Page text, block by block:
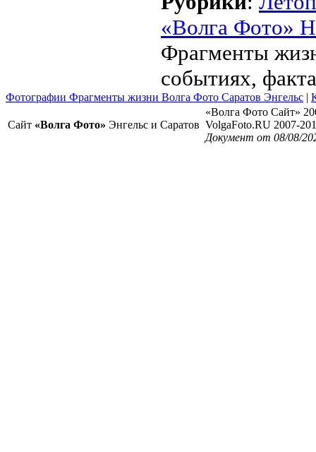
«Волга Фото»
Фрагменты
событиях,
Фотографии Фрагменты жизни Волга Фото Саратов Энгельс |
Сайт «Волга Фото» Энгельс и Саратов
«Волга Фото Сайт»
VolgaFoto.RU 2007-
Документ от 08/08/